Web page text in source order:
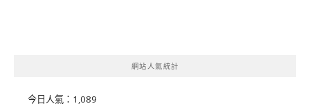
網站人氣統計
今日人氣： 1,089